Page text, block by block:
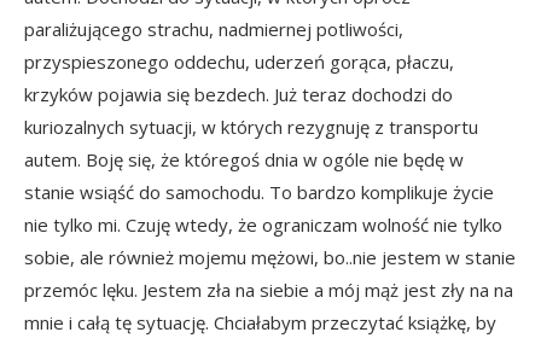
paraliżującego strachu, nadmiernej potliwości,
przyspieszonego oddechu, uderzeń gorąca, płaczu,
krzyków pojawia się bezdech. Już teraz dochodzi do
kuriozalnych sytuacji, w których rezygnuję z transportu
autem. Boję się, że któregoś dnia w ogóle nie będę w
stanie wsiąść do samochodu. To bardzo komplikuje życie
nie tylko mi. Czuję wtedy, że ograniczam wolność nie tylko
sobie, ale również mojemu mężowi, bo..nie jestem w stanie
przemóc lęku. Jestem zła na siebie a mój mąż jest zły na na
mnie i całą tę sytuację. Chciałabym przeczytać książkę, by